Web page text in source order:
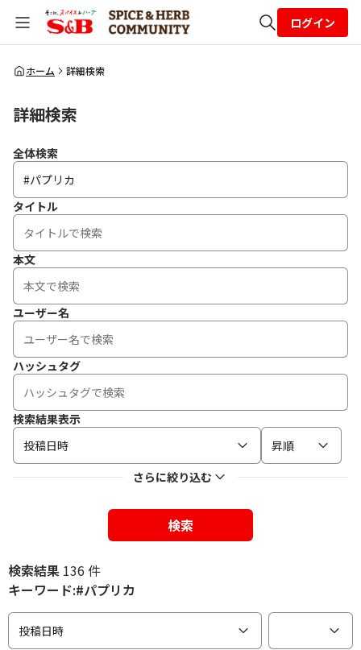
全体検索
ログイン
ホーム 詳細検索
詳細検索
全体検索
タイトル
本文
ユーザー名
ハッシュタグ
検索結果表示
投稿日時
昇順
さらに絞り込む
検索
検索結果 136 件
キーワード:#パプリカ
投稿日時